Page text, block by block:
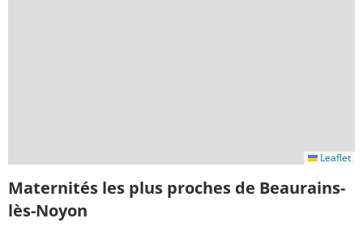
Leaflet
Maternités les plus proches de Beaurains-
lès-Noyon